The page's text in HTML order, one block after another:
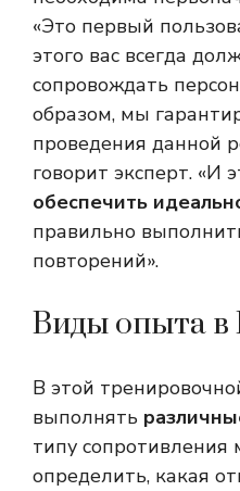
«Это первый
этого вас всегда
сопровождать
образом, мы
проведения данной
говорит эксперт. «И
обеспечить
правильно
повторений».
Виды опыта в
В этой
выполнять
типу
определить, какая